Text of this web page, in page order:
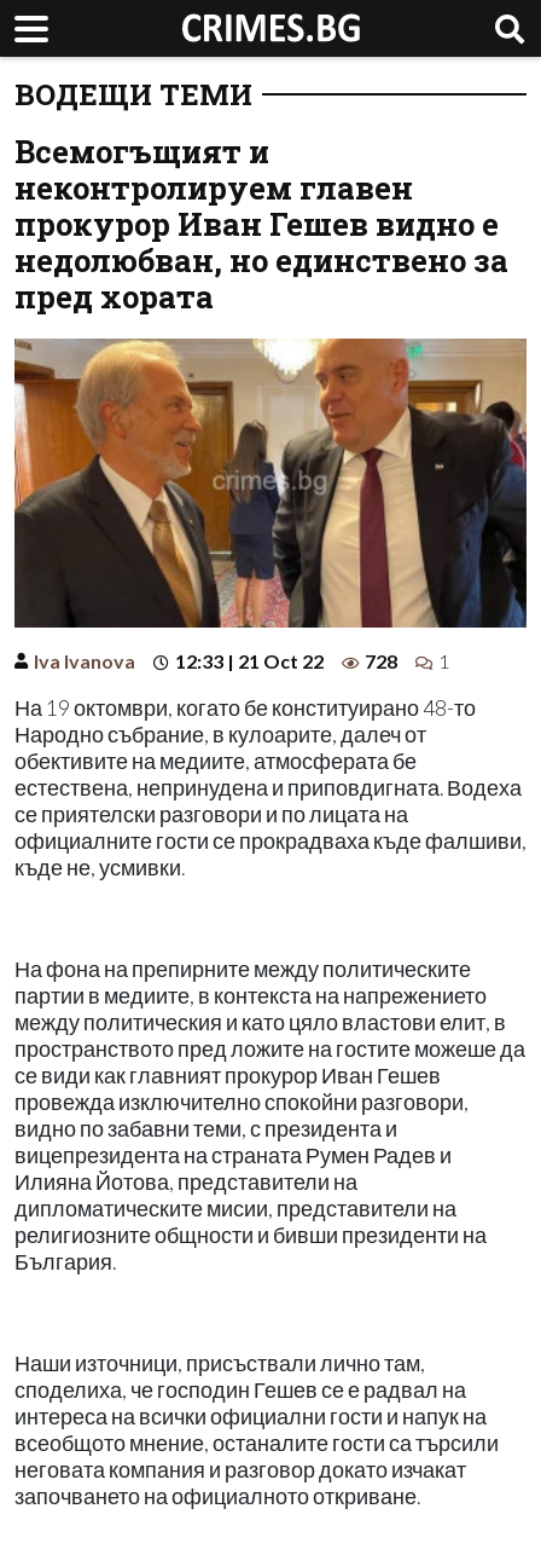
ВОДЕЩИ ТЕМИ
Всемогъщият и
неконтролируем главен
прокурор Иван Гешев видно е
недолюбван, но единствено за
пред хората
Iva Ivanova 12:33 | 21 Oct 22 728 1
На 19 октомври, когато бе конституирано 48-то
Народно събрание, в кулоарите, далеч от
обективите на медиите, атмосферата бе
естествена, непринудена и приповдигната. Водеха
се приятелски разговори и по лицата на
официалните гости се прокрадваха къде фалшиви,
къде не, усмивки.
На фона на препирните между политическите
партии в медиите, в контекста на напрежението
между политическия и като цяло властови елит, в
пространството пред ложите на гостите можеше да
се види как главният прокурор Иван Гешев
провежда изключително спокойни разговори,
видно по забавни теми, с президента и
вицепрезидента на страната Румен Радев и
Илияна Йотова, представители на
дипломатическите мисии, представители на
религиозните общности и бивши президенти на
България.
Наши източници, присъствали лично там,
споделиха, че господин Гешев се е радвал на
интереса на всички официални гости и напук на
всеобщото мнение, останалите гости са търсили
неговата компания и разговор докато изчакат
започването на официалното откриване.